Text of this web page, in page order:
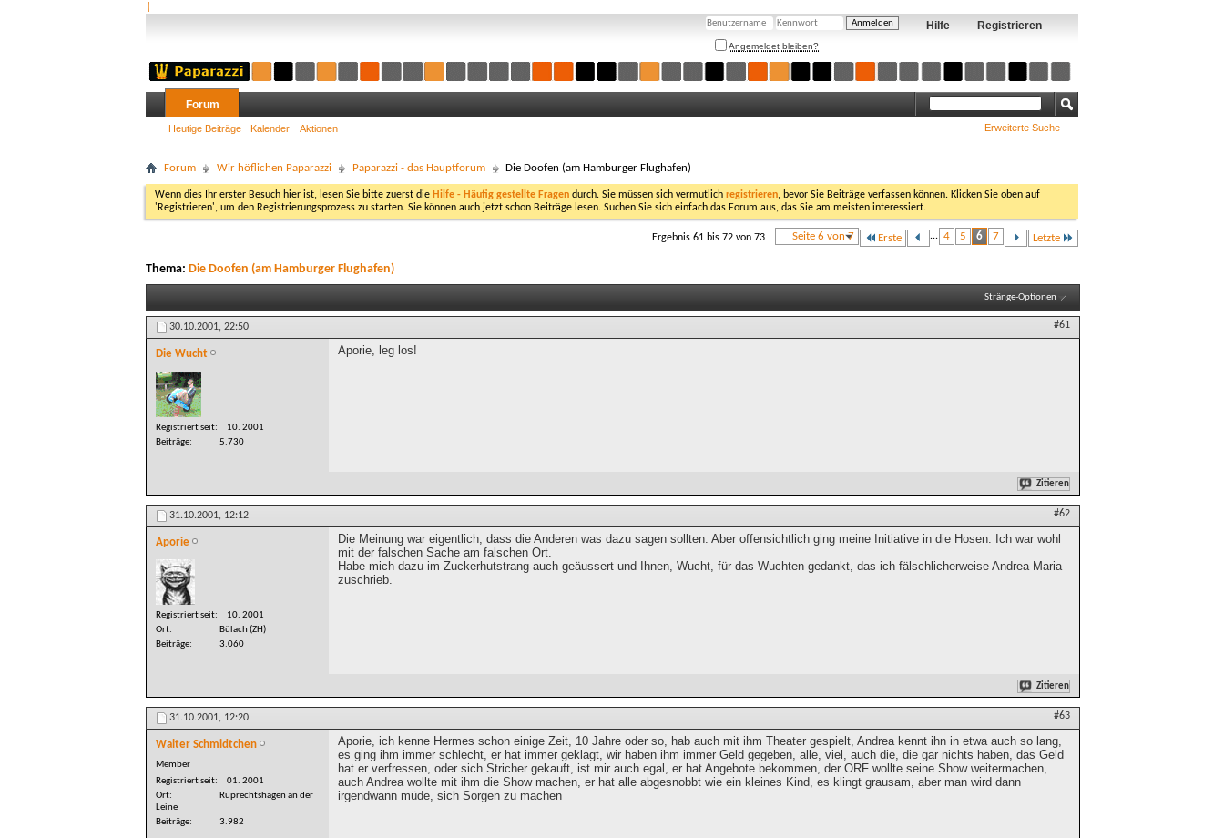
†
Registrieren
Hilfe
Angemeldet bleiben?
Forum
Heutige Beiträge Kalender Aktionen Erweiterte Suche
Forum Wir höflichen Paparazzi Paparazzi - das Hauptforum Die Doofen (am Hamburger Flughafen)
Wenn dies Ihr erster Besuch hier ist, lesen Sie bitte zuerst die Hilfe - Häufig gestellte Fragen durch. Sie müssen sich vermutlich registrieren, bevor Sie Beiträge verfassen können. Klicken Sie oben auf
'Registrieren', um den Registrierungsprozess zu starten. Sie können auch jetzt schon Beiträge lesen. Suchen Sie sich einfach das Forum aus, das Sie am meisten interessiert.
Seite 6 von 7 Erste ... 4 5 6 7 Letzte
Ergebnis 61 bis 72 von 73
Thema: Die Doofen (am Hamburger Flughafen)
Stränge-Optionen
30.10.2001, 22:50 #61
Die Wucht
Registriert seit
10. 2001
Beiträge
5.730
Aporie, leg los!
Zitieren
31.10.2001, 12:12 #62
Aporie
Registriert seit
10. 2001
Ort
Bülach (ZH)
Beiträge
3.060
Die Meinung war eigentlich, dass die Anderen was dazu sagen sollten. Aber offensichtlich ging meine Initiative in die Hosen. Ich war wohl
mit der falschen Sache am falschen Ort.
Habe mich dazu im Zuckerhutstrang auch geäussert und Ihnen, Wucht, für das Wuchten gedankt, das ich fälschlicherweise Andrea Maria
zuschrieb.
Zitieren
31.10.2001, 12:20 #63
Walter Schmidtchen
Member
Registriert seit
01. 2001
Ort
Ruprechtshagen an der
Leine
Beiträge
3.982
Aporie, ich kenne Hermes schon einige Zeit, 10 Jahre oder so, hab auch mit ihm Theater gespielt, Andrea kennt ihn in etwa auch so lang,
es ging ihm immer schlecht, er hat immer geklagt, wir haben ihm immer Geld gegeben, alle, viel, auch die, die gar nichts haben, das Geld
hat er verfressen, oder sich Stricher gekauft, ist mir auch egal, er hat Angebote bekommen, der ORF wollte seine Show weitermachen,
auch Andrea wollte mit ihm die Show machen, er hat alle abgesnobbt wie ein kleines Kind, es klingt grausam, aber man wird dann
irgendwann müde, sich Sorgen zu machen